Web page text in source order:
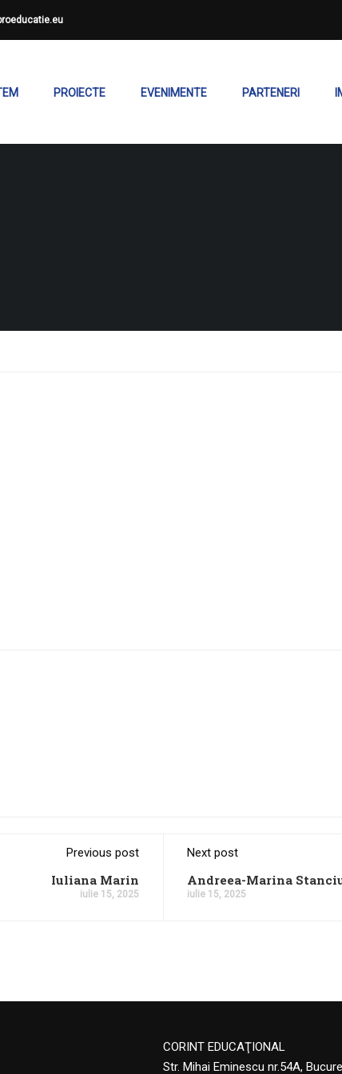
PROIECTE EVENIMENTE PARTENERI
Previous post
Iuliana Marin
iulie 15, 2025
Next post
Andreea-Marina
iulie 15, 2025
CORINT EDUCAŢIONAL
Str. Mihai Eminescu nr.54A,